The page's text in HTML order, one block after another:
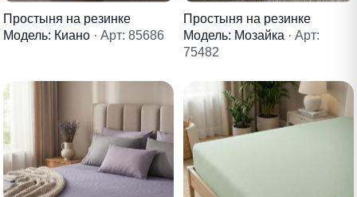
Простыня на резинке
Модель: Киано · Арт: 85686
Простыня на резинке
Модель: Мозайка · Арт:
75482